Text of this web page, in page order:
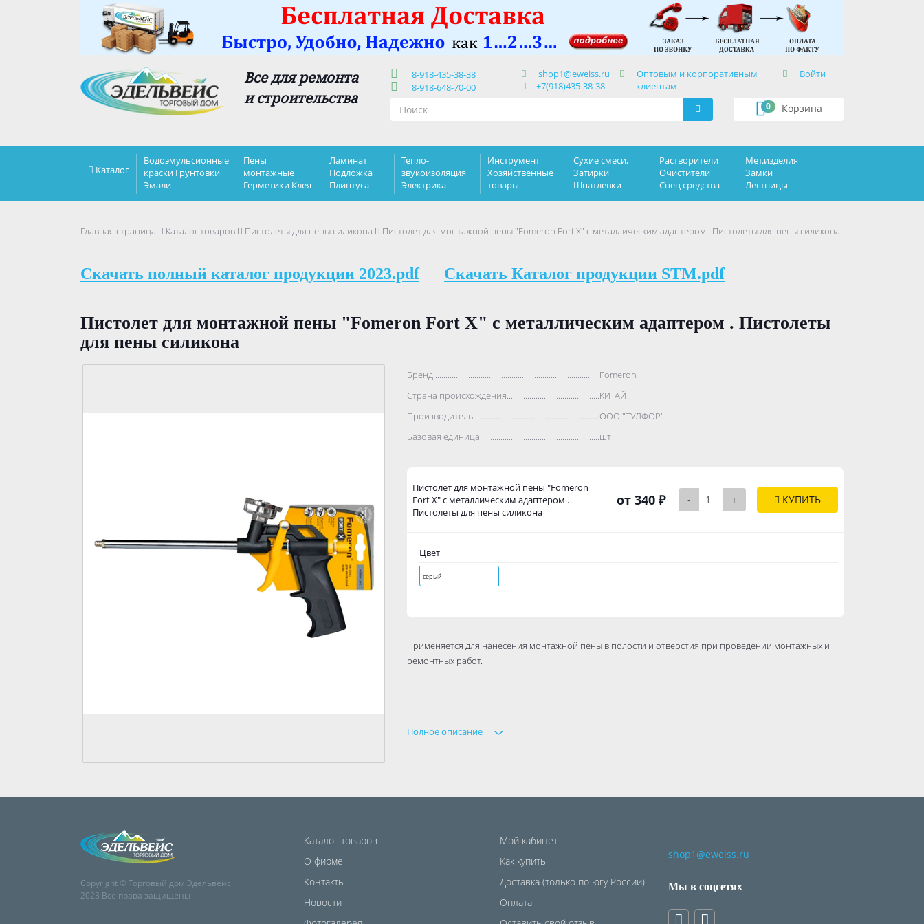
Все для ремонта
и строительства
8-918-435-38-38
8-918-648-70-00
shop1@eweiss.ru
+7(918)435-38-38
Оптовым и корпоративным
клиентам
Войти
Корзина
0
Каталог
Водоэмульсионные
краски Грунтовки
Эмали
Пены
монтажные
Герметики Клея
Ламинат
Подложка
Плинтуса
Тепло-
звукоизоляция
Электрика
Инструмент
Хозяйственные
товары
Сухие смеси,
Затирки
Шпатлевки
Растворители
Очистители
Спец средства
Мет.изделия
Замки
Лестницы
Главная страница Каталог товаров Пистолеты для пены силикона Пистолет для монтажной пены "Fomeron Fort X" с металлическим адаптером . Пистолеты для пены силикона
Скачать полный каталог продукции 2023.pdf Скачать Каталог продукции STM.pdf
Пистолет для монтажной пены "Fomeron Fort X" с металлическим адаптером . Пистолеты
для пены силикона
Бренд..................................................................................Fomeron
Страна происхождения..................................................................................
КИТАЙ
Производитель..................................................................................
ООО "ТУЛФОР"
Базовая единица..................................................................................
шт
Пистолет для монтажной пены "Fomeron
Fort X" с металлическим адаптером .
Пистолеты для пены силикона
от 340 ₽ - + КУПИТЬ
Цвет
серый
Применяется для нанесения монтажной пены в полости и отверстия при проведении монтажных и
ремонтных работ.
Полное описание
Copyright © Торговый дом Эдельвейс
2023 Все права защищены
Каталог товаров
О фирме
Контакты
Новости
Мой кабинет
Как купить
Доставка (только по югу России)
Оплата
shop1@eweiss.ru
Мы в соцсетях